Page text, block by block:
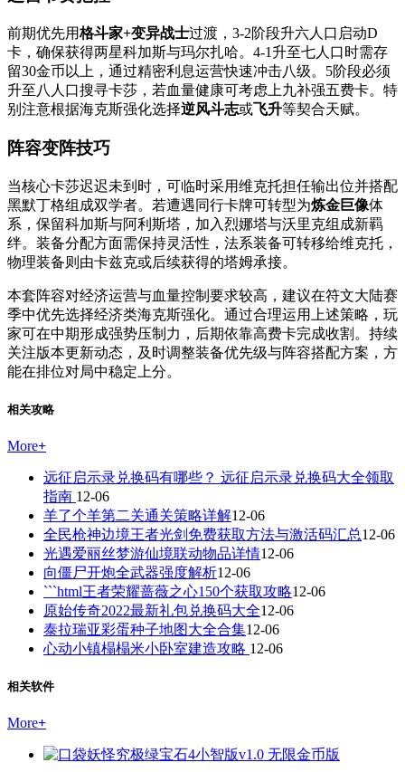
前期优先用格斗家+变异战士过渡，3-2阶段升六人口启动D
卡，确保获得两星科加斯与玛尔扎哈。4-1升至七人口时需存
留30金币以上，通过精密利息运营快速冲击八级。5阶段必须
升至八人口搜寻卡莎，若血量健康可考虑上九补强五费卡。特
别注意根据海克斯强化选择逆风斗志或飞升等契合天赋。
阵容变阵技巧
当核心卡莎迟迟未到时，可临时采用维克托担任输出位并搭配
黑默丁格组成双学者。若遭遇同行卡牌可转型为炼金巨像体
系，保留科加斯与阿利斯塔，加入烈娜塔与沃里克组成新羁
绊。装备分配方面需保持灵活性，法系装备可转移给维克托，
物理装备则由卡兹克或后续获得的塔姆承接。
本套阵容对经济运营与血量控制要求较高，建议在符文大陆赛
季中优先选择经济类海克斯强化。通过合理运用上述策略，玩
家可在中期形成强势压制力，后期依靠高费卡完成收割。持续
关注版本更新动态，及时调整装备优先级与阵容搭配方案，方
能在排位对局中稳定上分。
相关攻略
More+
远征启示录兑换码有哪些？ 远征启示录兑换码大全领取
指南 12-06
羊了个羊第二关通关策略详解12-06
全民枪神边境王者光剑免费获取方法与激活码汇总12-06
光遇爱丽丝梦游仙境联动物品详情12-06
向僵尸开炮全武器强度解析12-06
```html王者荣耀蔷薇之心150个获取攻略12-06
原始传奇2022最新礼包兑换码大全12-06
泰拉瑞亚彩蛋种子地图大全合集12-06
心动小镇榻榻米小卧室建造攻略 12-06
相关软件
More+